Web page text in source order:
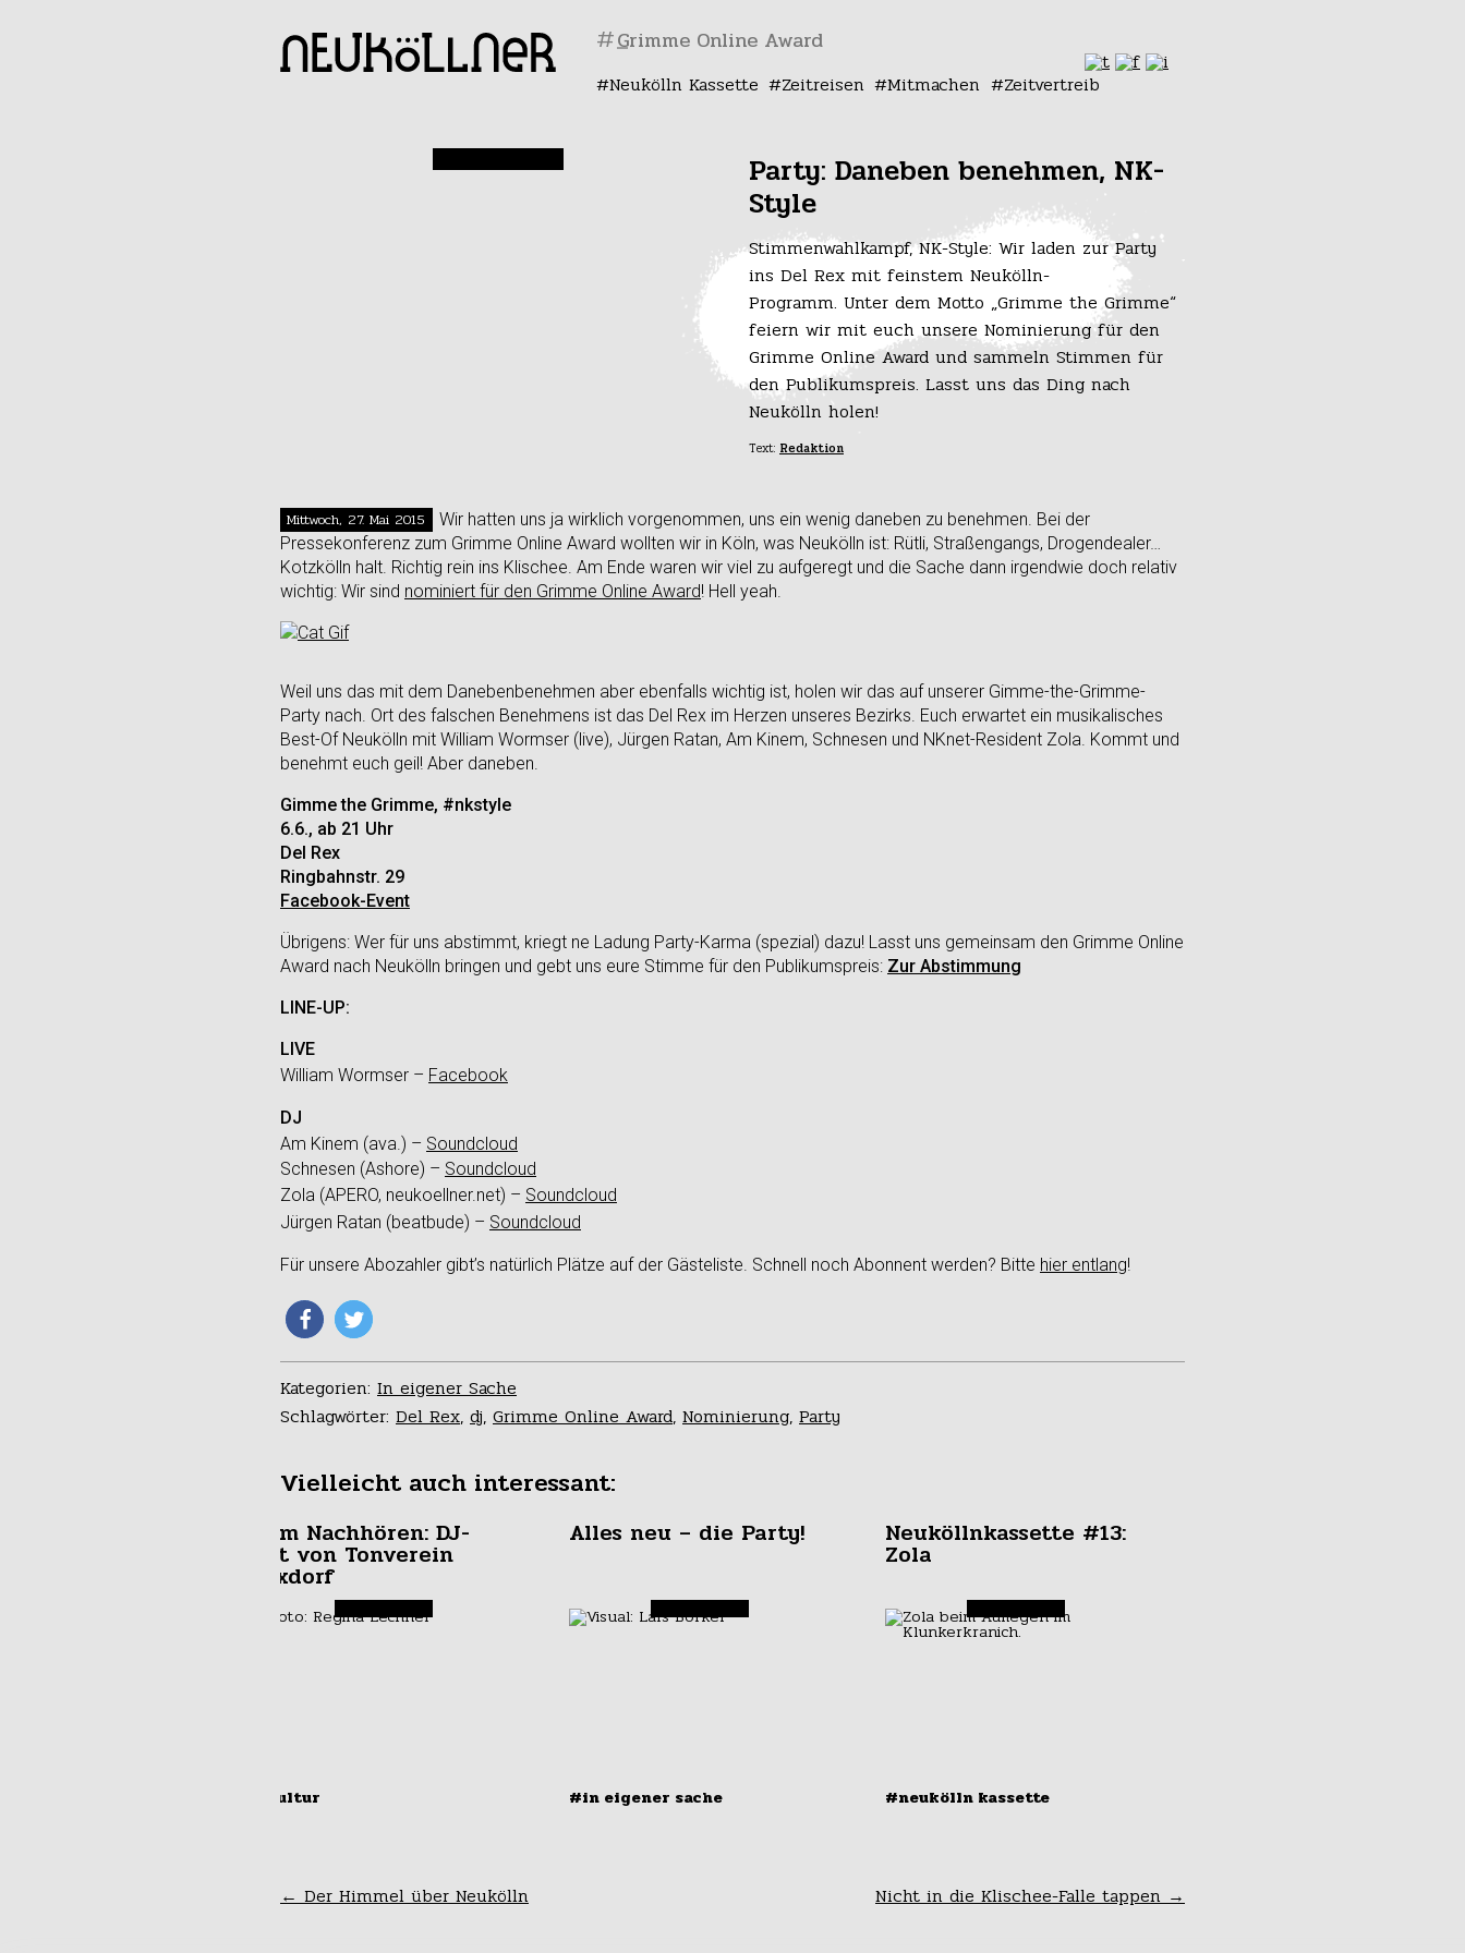
#
Neukölln Kassette Zeitreisen Mitmachen Zeitvertreib
Party: Daneben benehmen, NK-
Style
Stimmenwahlkampf, NK-Style: Wir laden zur Party
ins Del Rex mit feinstem Neukölln-
Programm. Unter dem Motto „Grimme the Grimme“
feiern wir mit euch unsere Nominierung für den
Grimme Online Award und sammeln Stimmen für
den Publikumspreis. Lasst uns das Ding nach
Neukölln holen!
Text: Redaktion
Mittwoch, 27. Mai 2015
Wir hatten uns ja wirklich vorgenommen, uns ein wenig daneben zu benehmen. Bei der
Pressekonferenz zum Grimme Online Award wollten wir in Köln, was Neukölln ist: Rütli, Straßengangs, Drogendealer…
Kotzkölln halt. Richtig rein ins Klischee. Am Ende waren wir viel zu aufgeregt und die Sache dann irgendwie doch relativ
wichtig: Wir sind nominiert für den Grimme Online Award! Hell yeah.
Weil uns das mit dem Danebenbenehmen aber ebenfalls wichtig ist, holen wir das auf unserer Gimme-the-Grimme-
Party nach. Ort des falschen Benehmens ist das Del Rex im Herzen unseres Bezirks. Euch erwartet ein musikalisches
Best-Of Neukölln mit William Wormser (live), Jürgen Ratan, Am Kinem, Schnesen und NKnet-Resident Zola. Kommt und
benehmt euch geil! Aber daneben.
Gimme the Grimme, #nkstyle
6.6., ab 21 Uhr
Del Rex
Ringbahnstr. 29
Facebook-Event
Übrigens: Wer für uns abstimmt, kriegt ne Ladung Party-Karma (spezial) dazu! Lasst uns gemeinsam den Grimme Online
Award nach Neukölln bringen und gebt uns eure Stimme für den Publikumspreis: Zur Abstimmung
LINE-UP:
LIVE
William Wormser – Facebook
DJ
Am Kinem (ava.) – Soundcloud
Schnesen (Ashore) – Soundcloud
Zola (APERO, neukoellner.net) – Soundcloud
Jürgen Ratan (beatbude) – Soundcloud
Für unsere Abozahler gibt’s natürlich Plätze auf der Gästeliste. Schnell noch Abonnent werden? Bitte hier entlang!
Kategorien: In eigener Sache
Schlagwörter: Del Rex, dj, Grimme Online Award, Nominierung, Party
Vielleicht auch interessant:
Zum Nachhören: DJ-
Set von Tonverein
Rixdorf
#kultur
Alles neu – die Party!
#in eigener sache
Neuköllnkassette #13:
Zola
#neukölln kassette
Sausen
← Der Himmel über Neukölln Nicht in die Klischee-Falle tappen →